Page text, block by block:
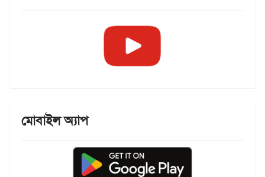
মোবাইল অ্যাপ